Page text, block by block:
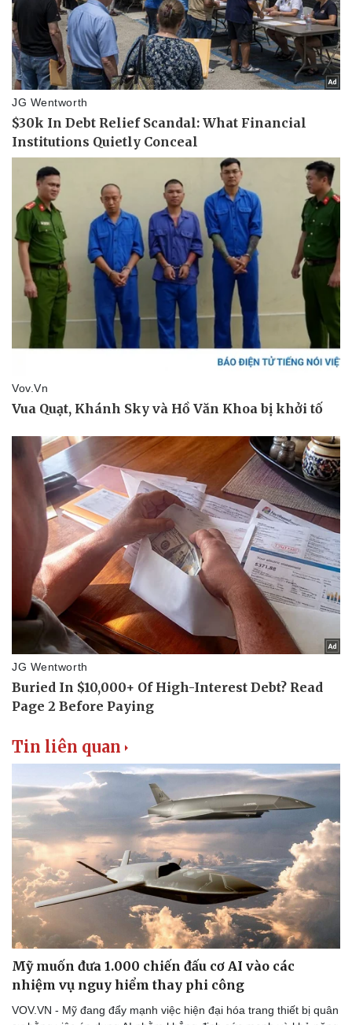
Thể thao
Bóng đá
Lịch thi đấu bóng đá
Ô tô - Xe máy
Xe máy
Tin liên quan
Mỹ muốn đưa 1.000 chiến đấu cơ AI vào các
nhiệm vụ nguy hiểm thay phi công
VOV.VN - Mỹ đang đẩy mạnh việc hiện đại hóa trang thiết bị quân